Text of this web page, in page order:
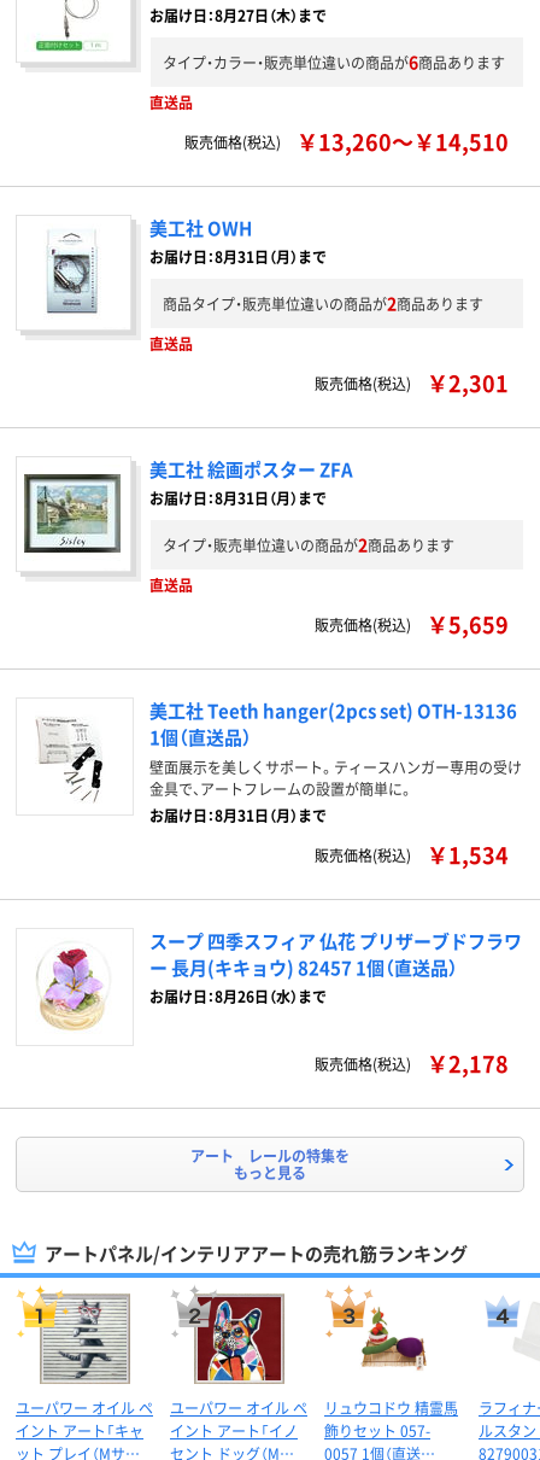
お届け日：8月27日（木）まで
タイプ・カラー・販売単位違いの商品が6商品あります
直送品
販売価格(税込)
￥13,260～￥14,510
美工社 OWH
お届け日：8月31日（月）まで
商品タイプ・販売単位違いの商品が2商品あります
直送品
販売価格(税込)
￥2,301
美工社 絵画ポスター ZFA
お届け日：8月31日（月）まで
タイプ・販売単位違いの商品が2商品あります
直送品
販売価格(税込)
￥5,659
美工社 Teeth hanger(2pcs set) OTH-13136
1個（直送品）
壁面展示を美しくサポート。ティースハンガー専用の受け
金具で、アートフレームの設置が簡単に。
お届け日：8月31日（月）まで
販売価格(税込)
￥1,534
スープ 四季スフィア 仏花 プリザーブドフラワ
ー 長月(キキョウ) 82457 1個（直送品）
お届け日：8月26日（水）まで
販売価格(税込) ￥2,178
アート レールの特集を
もっと見る
アートパネル/インテリアアートの売れ筋ランキング
ユーパワー オイル ペ
イント アート「キャ
ット プレイ（Mサ…
ユーパワー オイル ペ
イント アート「イノ
セント ドッグ（M…
リュウコドウ 精霊馬
飾りセット 057-
0057 1個（直送…
ラフィ
ルスタ